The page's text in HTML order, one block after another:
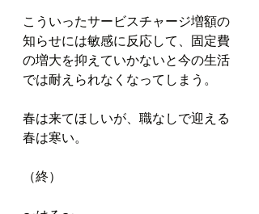
こういったサービスチャージ増額の
知らせには敏感に反応して、固定費
の増大を抑えていかないと今の生活
では耐えられなくなってしまう。
春は来てほしいが、職なしで迎える
春は寒い。
（終）